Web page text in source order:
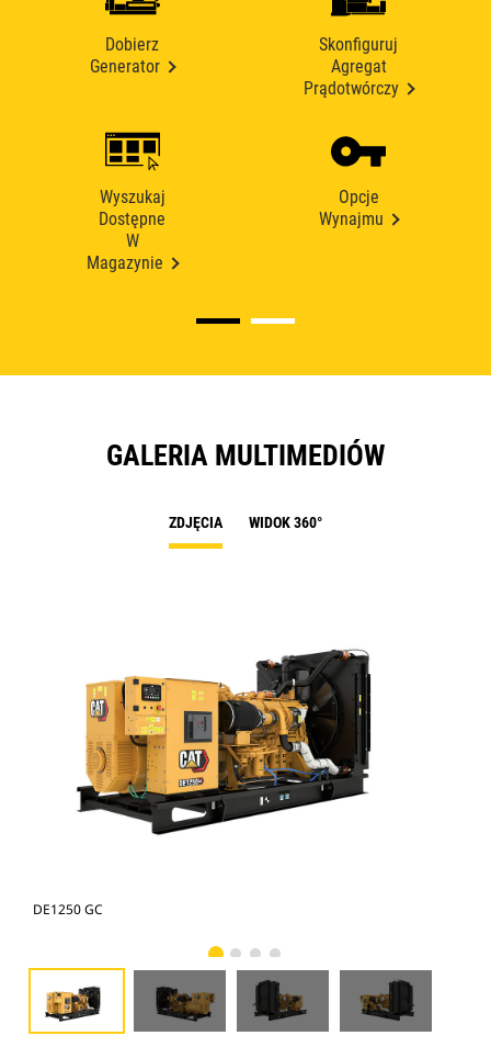
Dobierz
Generator
Skonfiguruj
Agregat
Prądotwórczy
Wyszukaj
Dostępne
W
Magazynie
Opcje
Wynajmu
GALERIA MULTIMEDIÓW
ZDJĘCIA WIDOK 360°
DE1250 GC